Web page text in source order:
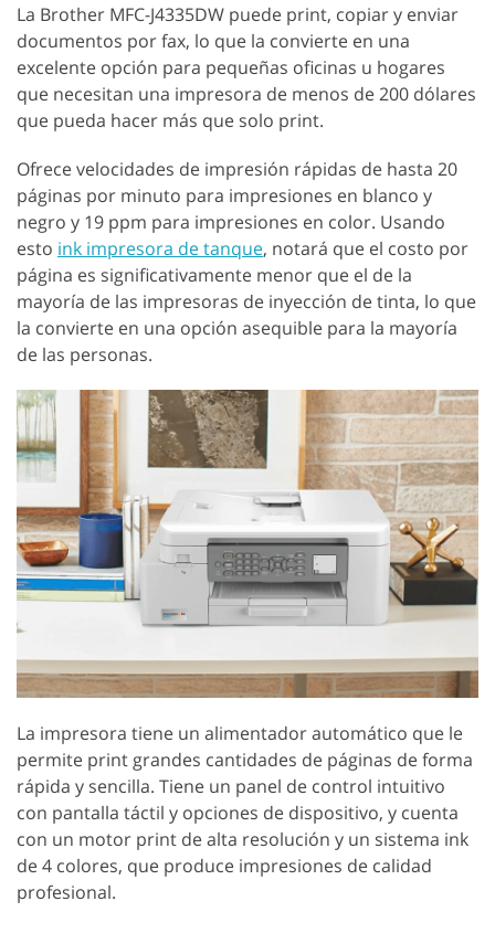
La Brother MFC-J4335DW puede print, copiar y enviar
documentos por fax, lo que la convierte en una
excelente opción para pequeñas oficinas u hogares
que necesitan una impresora de menos de 200 dólares
que pueda hacer más que solo print.
Ofrece velocidades de impresión rápidas de hasta 20
páginas por minuto para impresiones en blanco y
negro y 19 ppm para impresiones en color. Usando
esto ink impresora de tanque, notará que el costo por
página es significativamente menor que el de la
mayoría de las impresoras de inyección de tinta, lo que
la convierte en una opción asequible para la mayoría
de las personas.
La impresora tiene un alimentador automático que le
permite print grandes cantidades de páginas de forma
rápida y sencilla. Tiene un panel de control intuitivo
con pantalla táctil y opciones de dispositivo, y cuenta
con un motor print de alta resolución y un sistema ink
de 4 colores, que produce impresiones de calidad
profesional.